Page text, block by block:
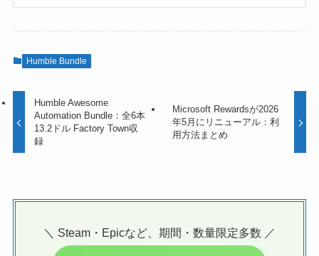
Humble Bundle
Humble Awesome
Automation Bundle：全6本
13.2ドル Factory Town収
録
Microsoft Rewardsが2026
年5月にリニューアル：利
用方法まとめ
＼ Steam・Epicなど、期間・数量限定多数 ／